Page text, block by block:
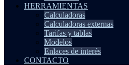
HERRAMIENTAS
Calculadoras
Calculadoras externas
Tarifas y tablas
Modelos
Enlaces de interés
CONTACTO